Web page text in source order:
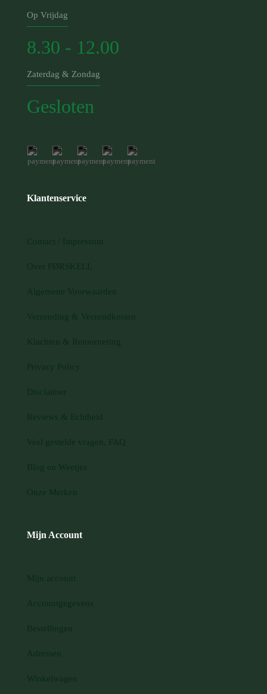
Op Vrijdag
8.30 - 12.00
Zaterdag & Zondag
Gesloten
Klantenservice
Contact / Impressum
Over FØRSKELL
Algemene Voorwaarden
Verzending & Verzendkosten
Klachten & Retournering
Privacy Policy
Disclaimer
Reviews & Echtheid
Veel gestelde vragen, FAQ
Blog en Weetjes
Onze Merken
Mijn Account
Mijn account
Accountgegevens
Bestellingen
Adressen
Winkelwagen